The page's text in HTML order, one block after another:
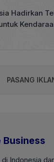
Hadirkan
PASANG
Business
Indonesia